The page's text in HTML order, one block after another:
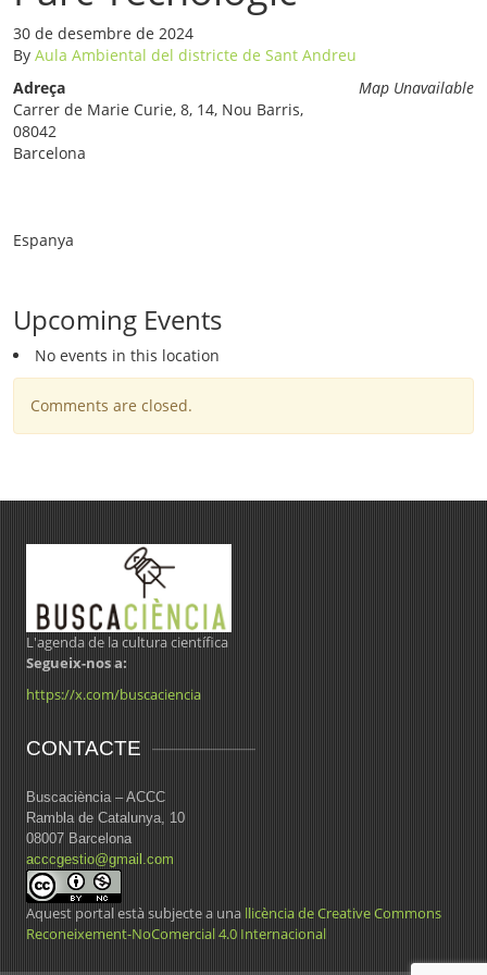
30 de desembre de 2024
By Aula Ambiental del districte de Sant Andreu
Map Unavailable
Adreça
Carrer de Marie Curie, 8, 14, Nou Barris,
08042
Barcelona
Espanya
Upcoming Events
No events in this location
Comments are closed.
L'agenda de la cultura científica
Segueix-nos a:
https://x.com/buscaciencia
CONTACTE
Buscaciència – ACCC
Rambla de Catalunya, 10
08007 Barcelona
acccgestio@gmail.com
Aquest portal està subjecte a una llicència de Creative Commons
Reconeixement-NoComercial 4.0 Internacional